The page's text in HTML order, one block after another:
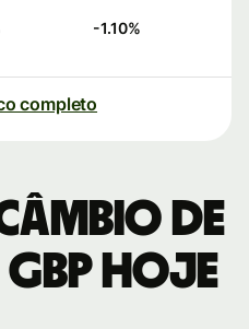
-1.10%
completo
de
hoje